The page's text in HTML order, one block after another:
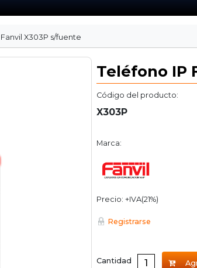
X303P s/fuente
Teléfono IP
Código del producto:
X303P
Marca:
Precio: +IVA(21%)
Registrarse
Cantidad